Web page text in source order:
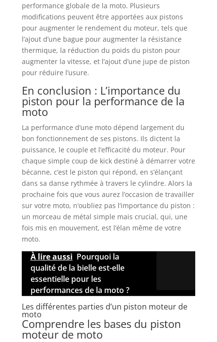
performance globale de la moto. Plusieurs
modifications peuvent être apportées aux pistons
pour augmenter le rendement du moteur, tels que
l’ajout d’une bague pour augmenter la résistance
thermique, la réduction du poids du piston pour
augmenter la vitesse, et l’ajout d’une jupe de piston
pour réduire l’usure.
En conclusion : L’importance du
piston pour la performance de la
moto
La performance d’une moto dépend largement du
bon fonctionnement de ses pistons. Ils dictent la
puissance, le couple et l’efficacité du moteur. Pour
chaque simple coup de kick destiné à démarrer votre
bécanne, c’est le piston qui répond, en s’élançant
dans sa danse rythmée à travers le cylindre. Alors la
prochaine fois que vous aurez l’occasion de travailler
sur votre moto, n’oubliez pas l’importance du piston :
un morceau de métal simple mais crucial, qui, une
fois mis en mouvement, est l’élan même de votre
moto.
À lire aussi Pourquoi la
qualité de la bielle est-elle
essentielle pour les
performances de la moto ?
Les différentes parties d’un piston moteur de
moto
Comprendre les bases du piston
moteur de moto